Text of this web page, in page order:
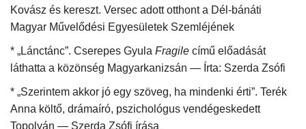
Kovász és kereszt. Versec adott otthont a Dél-bánáti
Magyar Művelődési Egyesületek Szemléjének
* „Lánctánc”. Cserepes Gyula Fragile című előadását
láthatta a közönség Magyarkanizsán — Írta: Szerda Zsófi
* „Szerintem akkor jó egy szöveg, ha mindenki érti”. Terék
Anna költő, drámaíró, pszichológus vendégeskedett
Topolyán — Szerda Zsófi írása